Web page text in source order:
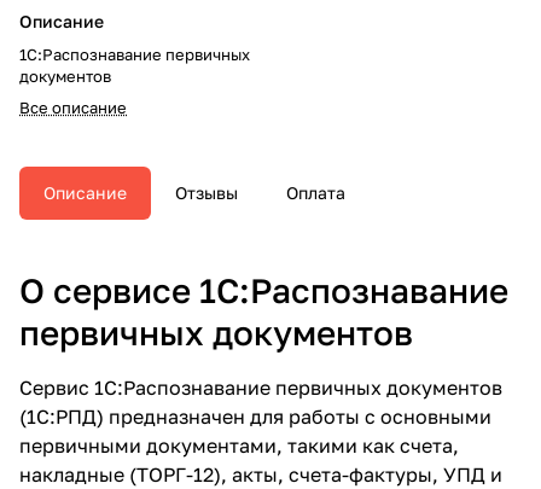
Описание
1С:Распознавание первичных
документов
Все описание
Описание Отзывы Оплата
О сервисе 1С:Распознавание
первичных документов
Сервис 1С:Распознавание первичных документов
(1С:РПД) предназначен для работы с основными
первичными документами, такими как счета,
накладные (ТОРГ-12), акты, счета-фактуры, УПД и